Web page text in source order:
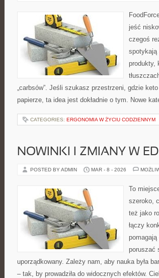
jeść
czegoś
spotykają
produkty,
„carbsów”. Jeśli szukasz przestrzeni, gdzie
papierze, ta idea jest dokładnie o tym. Nowe
CATEGORIES: ERGONOMIA W ŻYCIU CODZIENNYM
NOWINKI I ZMIANY W
POSTED BY ADMIN MAR - 8 - 2026
To
szeroko,
też jako
łączy
poruszać
uporządkowany. Zależy nam, aby nauka była
– tak, by prowadziła do widocznych efektów.